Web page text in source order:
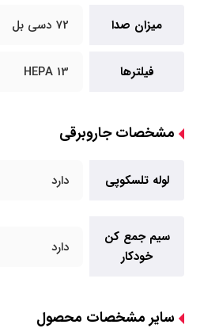
میزان صدا 72 دسی بل
فیلترها HEPA 13
مشخصات جاروبرقی
لوله تلسکوپی دارد
سیم جمع کن
خودکار
دارد
سایر مشخصات محصول